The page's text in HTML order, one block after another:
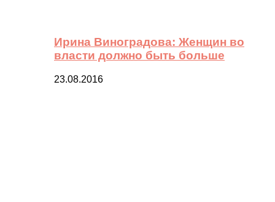
Ирина Виноградова: Женщин во
власти должно быть больше
23.08.2016